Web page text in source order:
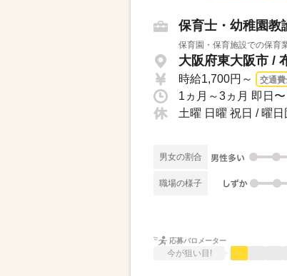
保育士・幼稚園教
保育園・保育施設での保育
大阪府東大阪市 /
時給1,700円～ 交通
土曜 日曜 祝日 / 曜
男女の割合
職場の様子
応募バロメーター
今が狙い目!